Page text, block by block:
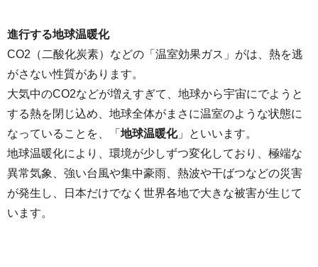
進行する地球温暖化
CO2（二酸化炭素）などの「温室効果ガス」がは、熱を逃
がさない性質があります。
大気中のCO2などが増えすぎて、地球から宇宙にでようと
する熱を閉じ込め、地球全体がまさに温室のような状態に
なっていることを、「 地球温暖化」といいます。
地球温暖化により、環境が少しずつ変化しており、極端な
異常気象、強い台風や集中豪雨、熱波や干ばつなどの災害
が発生し、日本だけでなく世界各地で大きな被害が生じて
います。